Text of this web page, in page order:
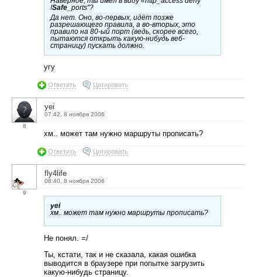
!Safe _ports"?
Да нет. Оно, во-первых, идёт позже
разрешающего правила, а во-вторых, это
правило на 80-ый порт (ведь, скорее всего,
пытаются открыть какую-нибудь веб-
страницу) пускать должно.
угу
Ответить Цитировать
8
yei
07:42, 8 ноября 2006
хм.. может там нужно маршруты прописать?
Ответить Цитировать
9
fly4life
08:40, 8 ноября 2006
yei
хм.. может там нужно маршруты прописать?
Не понял. =/
Ты, кстати, так и не сказала, какая ошибка
выводится в браузере при попытке загрузить
какую-нибудь страницу.